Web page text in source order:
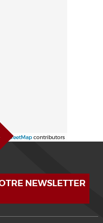
contributors
NEWSLETTER